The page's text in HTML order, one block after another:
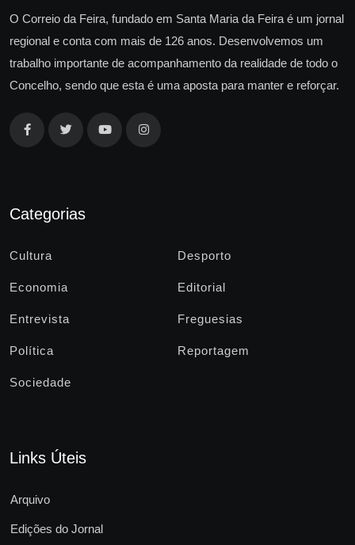
O Correio da Feira, fundado em Santa Maria da Feira é um jornal
regional e conta com mais de 126 anos. Desenvolvemos um
trabalho importante de acompanhamento da realidade de todo o
Concelho, sendo que esta é uma aposta para manter e reforçar.
Categorias
Cultura Desporto
Economia Editorial
Entrevista Freguesias
Política Reportagem
Sociedade
Links Úteis
Arquivo
Edições do Jornal